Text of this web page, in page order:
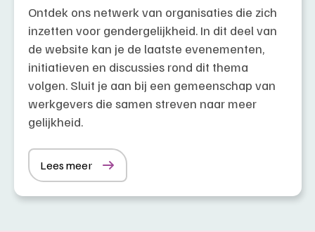
Ontdek ons netwerk van organisaties die zich
inzetten voor gendergelijkheid. In dit deel van
de website kan je de laatste evenementen,
initiatieven en discussies rond dit thema
volgen. Sluit je aan bij een gemeenschap van
werkgevers die samen streven naar meer
gelijkheid.
Lees meer